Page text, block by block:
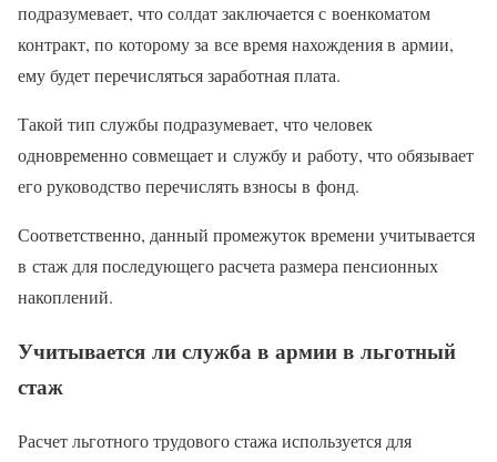
подразумевает, что солдат заключается с военкоматом
контракт, по которому за все время нахождения в армии,
ему будет перечисляться заработная плата.
Такой тип службы подразумевает, что человек
одновременно совмещает и службу и работу, что обязывает
его руководство перечислять взносы в фонд.
Соответственно, данный промежуток времени учитывается
в стаж для последующего расчета размера пенсионных
накоплений.
Учитывается ли служба в армии в льготный
стаж
Расчет льготного трудового стажа используется для